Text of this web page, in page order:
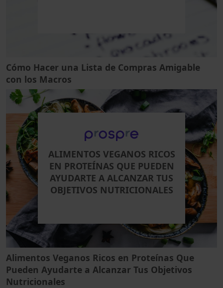
Cómo Hacer una Lista de Compras Amigable
con los Macros
ALIMENTOS VEGANOS RICOS
EN PROTEÍNAS QUE PUEDEN
AYUDARTE A ALCANZAR TUS
OBJETIVOS NUTRICIONALES
Alimentos Veganos Ricos en Proteínas Que
Pueden Ayudarte a Alcanzar Tus Objetivos
Nutricionales